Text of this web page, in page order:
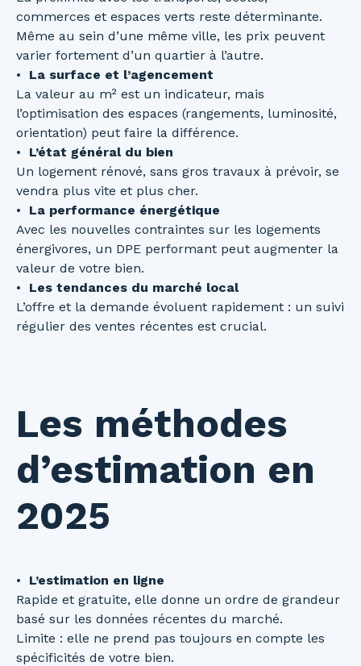
commerces et espaces verts reste déterminante.
Même au sein d’une même ville, les prix peuvent
varier fortement d’un quartier à l’autre.
La surface et l’agencement
La valeur au m² est un indicateur, mais
l’optimisation des espaces (rangements, luminosité,
orientation) peut faire la différence.
L’état général du bien
Un logement rénové, sans gros travaux à prévoir, se
vendra plus vite et plus cher.
La performance énergétique
Avec les nouvelles contraintes sur les logements
énergivores, un DPE performant peut augmenter la
valeur de votre bien.
Les tendances du marché local
L’offre et la demande évoluent rapidement : un suivi
régulier des ventes récentes est crucial.
Les méthodes
d’estimation en
2025
L’estimation en ligne
Rapide et gratuite, elle donne un ordre de grandeur
basé sur les données récentes du marché.
Limite : elle ne prend pas toujours en compte les
spécificités de votre bien.